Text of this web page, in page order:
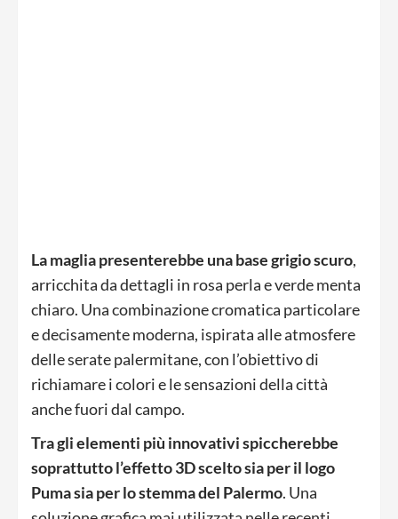
La maglia presenterebbe una base grigio scuro,
arricchita da dettagli in rosa perla e verde menta
chiaro. Una combinazione cromatica particolare
e decisamente moderna, ispirata alle atmosfere
delle serate palermitane, con l’obiettivo di
richiamare i colori e le sensazioni della città
anche fuori dal campo.
Tra gli elementi più innovativi spiccherebbe
soprattutto l’effetto 3D scelto sia per il logo
Puma sia per lo stemma del Palermo. Una